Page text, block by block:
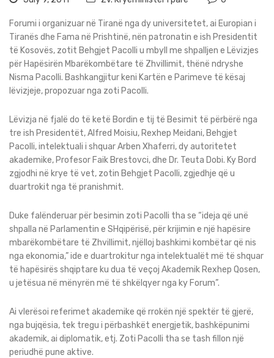
Forumi i organizuar në Tiranë nga dy universitetet, ai Europian i
Tiranës dhe Fama në Prishtinë, nën patronatin e ish Presidentit
të Kosovës, zotit Behgjet Pacolli u mbyll me shpalljen e Lëvizjes
për Hapësirën Mbarëkombëtare të Zhvillimit, thënë ndryshe
Nisma Pacolli. Bashkangjitur keni Kartën e Parimeve të kësaj
lëvizjeje, propozuar nga zoti Pacolli.
Lëvizja në fjalë do të ketë Bordin e tij të Besimit të përbërë nga
tre ish Presidentët, Alfred Moisiu, Rexhep Meidani, Behgjet
Pacolli, intelektuali i shquar Arben Xhaferri, dy autoritetet
akademike, Profesor Faik Brestovci, dhe Dr. Teuta Dobi. Ky Bord
zgjodhi në krye të vet, zotin Behgjet Pacolli, zgjedhje që u
duartrokit nga të pranishmit.
Duke falënderuar për besimin zoti Pacolli tha se “ideja që unë
shpalla në Parlamentin e SHqipërisë, për krijimin e një hapësire
mbarëkombëtare të Zhvillimit, njëlloj bashkimi kombëtar që nis
nga ekonomia,” ide e duartrokitur nga intelektualët më të shquar
të hapësirës shqiptare ku dua të veçoj Akademik Rexhep Qosen,
u jetësua në mënyrën më të shkëlqyer nga ky Forum”.
Ai vlerësoi referimet akademike që rrokën një spektër të gjerë,
nga bujqësia, tek tregu i përbashkët energjetik, bashkëpunimi
akademik, ai diplomatik, etj. Zoti Pacolli tha se tash fillon një
periudhë pune aktive.